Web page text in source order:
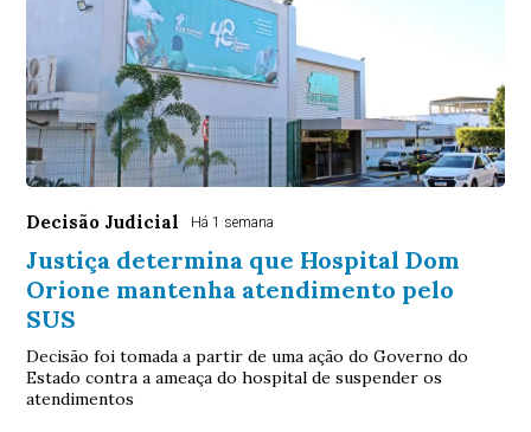
Decisão Judicial Há 1 semana
Justiça determina que Hospital Dom
Orione mantenha atendimento pelo
SUS
Decisão foi tomada a partir de uma ação do Governo do
Estado contra a ameaça do hospital de suspender os
atendimentos